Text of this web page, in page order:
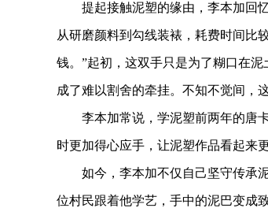
提起接触泥塑的缘由，李本加回忆
从研磨颜料到勾线装裱，耗费时间比
钱。”起初，这双手只是为了糊口在
成了难以割舍的牵挂。不知不觉间，
李本加常说，学泥塑前两年的唐卡
时更加得心应手，让泥塑作品看起来
如今，李本加不仅自己坚守传承泥
位村民跟着他学艺，手中的泥巴变成